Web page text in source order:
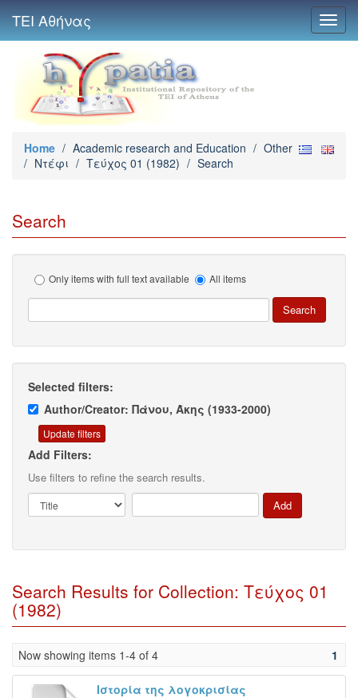
ΤΕΙ Αθήνας
Home / Academic research and Education / Other
/ Ντέφι / Τεύχος 01 (1982) / Search
Search
Only items with full text available All items
Selected filters:
Author/Creator: Πάνου, Άκης (1933-2000)
Add Filters:
Use filters to refine the search results.
Search Results for Collection: Τεύχος 01
(1982)
Now showing items 1-4 of 4 1
Ιστορία της λογοκρισίας